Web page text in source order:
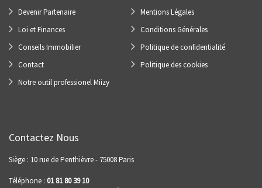
Devenir Partenaire
Loi et Finances
Conseils Immobilier
Contact
Notre outil professionel Miizy
Mentions Légales
Conditions Générales
Politique de confidentialité
Politique des cookies
Contactez Nous
Siège : 10 rue de Penthièvre - 75008 Paris
Téléphone : 01 81 80 39 10